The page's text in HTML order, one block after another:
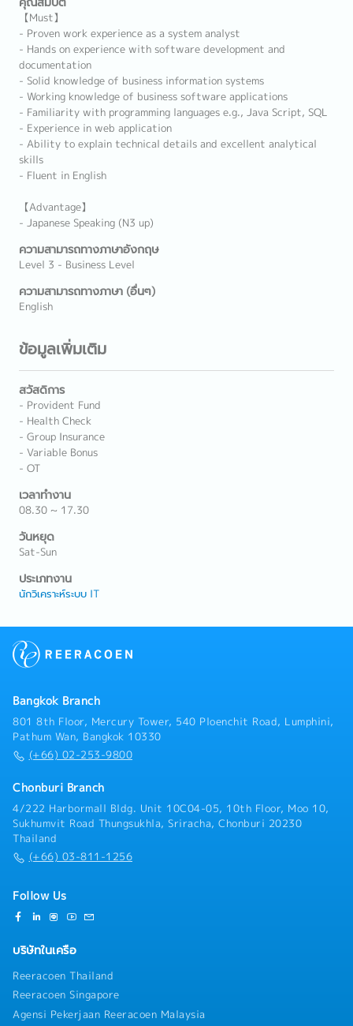
【Must】
- Proven work experience as a system analyst
- Hands on experience with software development and
documentation
- Solid knowledge of business information systems
- Working knowledge of business software applications
- Familiarity with programming languages e.g., Java Script, SQL
- Experience in web application
- Ability to explain technical details and excellent analytical
skills
- Fluent in English
【Advantage】
- Japanese Speaking (N3 up)
ความสามารถทางภาษาอังกฤษ
Level 3 - Business Level
ความสามารถทางภาษา (อื่นๆ)
English
ข้อมูลเพิ่มเติม
สวัสดิการ
- Provident Fund
- Health Check
- Group Insurance
- Variable Bonus
- OT
เวลาทำงาน
08.30 ~ 17.30
วันหยุด
Sat-Sun
ประเภทงาน
นักวิเคราะห์ระบบ IT
Bangkok Branch
801 8th Floor, Mercury Tower, 540 Ploenchit Road, Lumphini,
Pathum Wan, Bangkok 10330
(+66) 02-253-9800
Chonburi Branch
4/222 Harbormall Bldg. Unit 10C04-05, 10th Floor, Moo 10,
Sukhumvit Road Thungsukhla, Sriracha, Chonburi 20230
Thailand
(+66) 03-811-1256
Follow Us
บริษัทในเครือ
Reeracoen Thailand
Reeracoen Singapore
Agensi Pekerjaan Reeracoen Malaysia